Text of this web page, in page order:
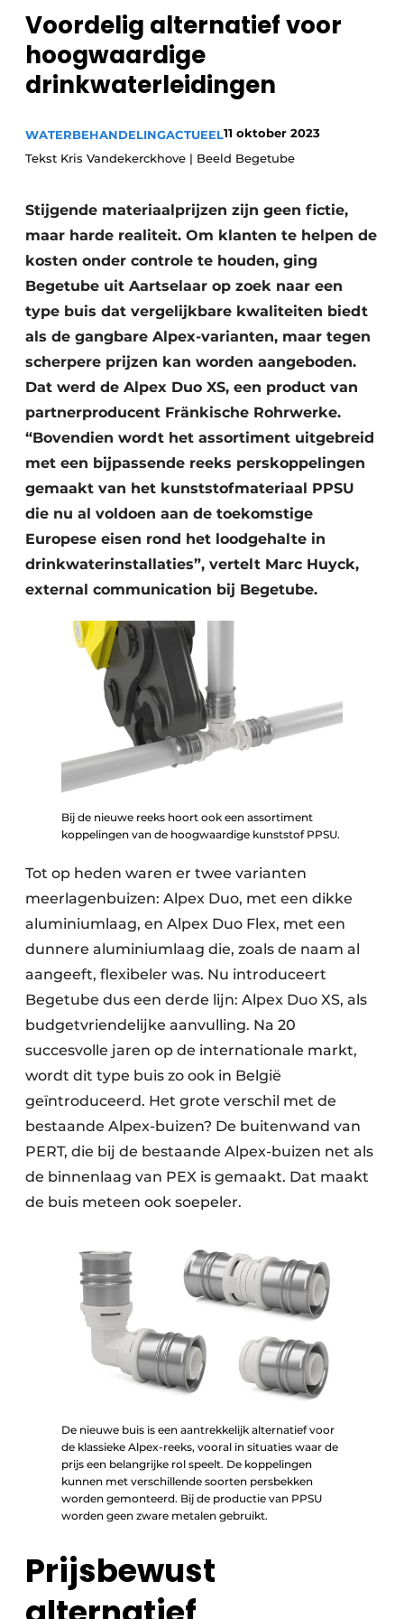
Vacature aanmelden
Vacatures
Video’s
Sanitair
Warmtepompen
Voordelig alternatief voor
hoogwaardige
drinkwaterleidingen
WATERBEHANDELINGACTUEEL11 oktober 2023
Tekst Kris Vandekerckhove | Beeld Begetube
Stijgende materiaalprijzen zijn geen fictie,
maar harde realiteit. Om klanten te helpen de
kosten onder controle te houden, ging
Begetube uit Aartselaar op zoek naar een
type buis dat vergelijkbare kwaliteiten biedt
als de gangbare Alpex-varianten, maar tegen
scherpere prijzen kan worden aangeboden.
Dat werd de Alpex Duo XS, een product van
partnerproducent Fränkische Rohrwerke.
“Bovendien wordt het assortiment uitgebreid
met een bijpassende reeks perskoppelingen
gemaakt van het kunststofmateriaal PPSU
die nu al voldoen aan de toekomstige
Europese eisen rond het loodgehalte in
drinkwaterinstallaties”, vertelt Marc Huyck,
external communication bij Begetube.
Bij de nieuwe reeks hoort ook een assortiment
koppelingen van de hoogwaardige kunststof PPSU.
Tot op heden waren er twee varianten
meerlagen­buizen: Alpex Duo, met een dikke
aluminiumlaag, en Alpex Duo Flex, met een
dunnere aluminium­laag die, zoals de naam al
aangeeft, flexibeler was. Nu introduceert
Begetube dus een derde lijn: Alpex Duo XS, als
budget­vriendelijke aan­vulling. Na 20
succesvolle jaren op de inter­nationale markt,
wordt dit type buis zo ook in België
geïntroduceerd. Het grote verschil met de
bestaande Alpex-buizen? De buitenwand van
PERT, die bij de bestaande Alpex-buizen net als
de binnenlaag van PEX is gemaakt. Dat maakt
de buis meteen ook soepeler.
De nieuwe buis is een aantrekkelijk alternatief voor
de klassieke Alpex-reeks, vooral in situaties waar de
prijs een belangrijke rol speelt. De koppelingen
kunnen met verschillende soorten persbekken
worden gemonteerd. Bij de productie van PPSU
worden geen zware metalen gebruikt.
Prijsbewust